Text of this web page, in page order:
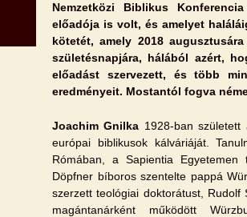
Nemzetközi Biblikus
előadója is volt, és amelyet
kötetét, amely 2018
születésnapjára, hálából azért,
előadást szervezett, és több
eredményeit. Mostantól fogva
Joachim Gnilka 1928-ban
európai biblikusok kálváriáját.
Rómában, a Sapientia
Döpfner bíboros szentelte pappá
szerzett teológiai doktorátust,
magántanárként működött